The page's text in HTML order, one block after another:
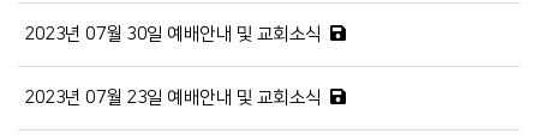
2023년 07월 30일 예배안내 및 교회소식
2023년 07월 23일 예배안내 및 교회소식